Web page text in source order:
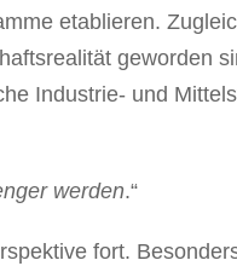
etablieren.
geworden
Industrie- und
werden.“
fort.